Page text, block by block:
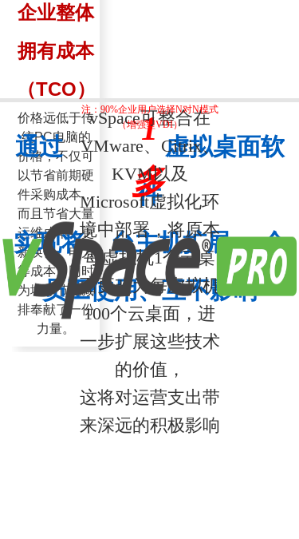
企业整体
拥有成本
（TCO）
价格远低于传
统PC电脑的
价格，不仅可
以节省前期硬
件采购成本，
而且节省大量
运维成本、更
新换代、电力
等成本。同时
为地球节能减
排奉献了一份
力量。
通过 虚拟桌面软
件
实现将 台主机扩展 个
员工使用、互不影响
1
多
vSpace可整合在
VMware、Citrix、
KVM以及
Microsoft虚拟化环
境中部署，将原本
每虚拟机1个云桌
面更改为每虚拟机
100个云桌面，进
一步扩展这些技术
的价值，
这将对运营支出带
来深远的积极影响
注：90%企业用户选择N对N模式
（增强型VDI）